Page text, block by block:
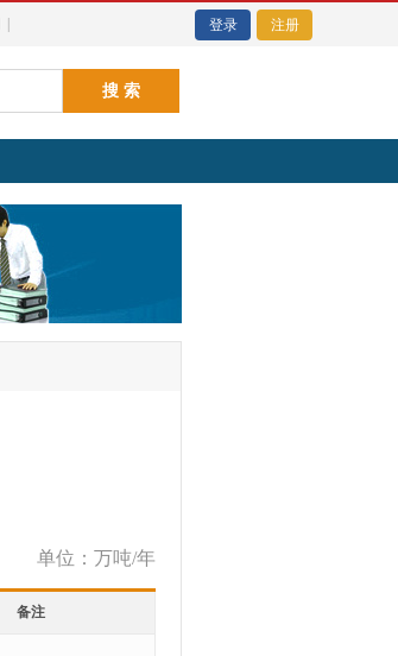
登录 注册
单位：万吨/年
备注